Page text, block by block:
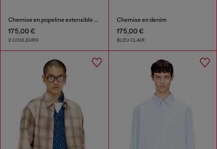
Chemise en popeline extensible avec broderie
175,00 €
2 COULEURS
Chemise en denim
175,00 €
BLEU CLAIR